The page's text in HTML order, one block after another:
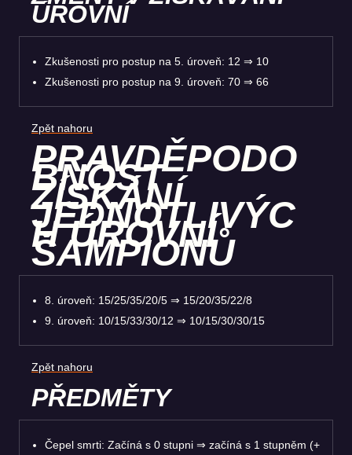
ÚROVNÍ
Zkušenosti pro postup na 5. úroveň: 12 ⇒ 10
Zkušenosti pro postup na 9. úroveň: 70 ⇒ 66
Zpět nahoru
PRAVDĚPODO
BNOST
ZÍSKÁNÍ
JEDNOTLIVÝC
H ÚROVNÍ
ŠAMPIONŮ
8. úroveň: 15/25/35/20/5 ⇒ 15/20/35/22/8
9. úroveň: 10/15/33/30/12 ⇒ 10/15/30/30/15
Zpět nahoru
PŘEDMĚTY
Čepel smrti: Začíná s 0 stupni ⇒ začíná s 1 stupněm (+